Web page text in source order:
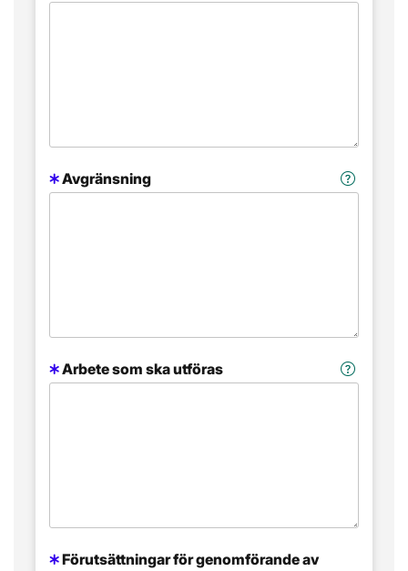
Avgränsning
Arbete som ska utföras